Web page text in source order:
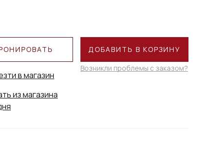
в магазин
из магазина
ДОБАВИТЬ В КОРЗИНУ
Возникли проблемы с заказом?